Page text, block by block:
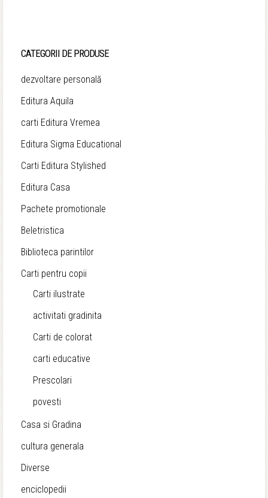
CATEGORII DE PRODUSE
dezvoltare personală
Editura Aquila
carti Editura Vremea
Editura Sigma Educational
Carti Editura Stylished
Editura Casa
Pachete promotionale
Beletristica
Biblioteca parintilor
Carti pentru copii
Carti ilustrate
activitati gradinita
Carti de colorat
carti educative
Prescolari
povesti
Casa si Gradina
cultura generala
Diverse
enciclopedii